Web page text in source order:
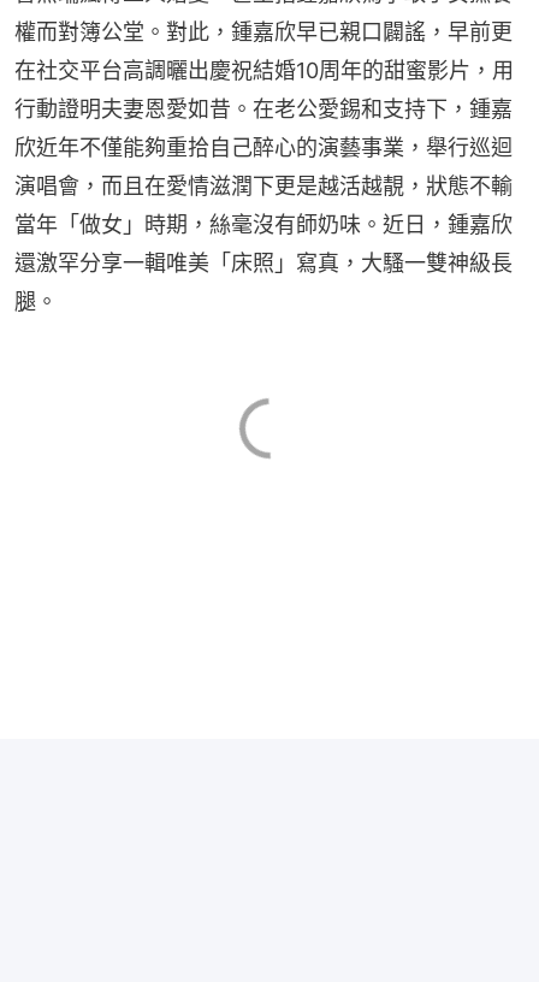
權而對簿公堂。對此，鍾嘉欣早已親口闢謠，早前更
在社交平台高調曬出慶祝結婚10周年的甜蜜影片，用
行動證明夫妻恩愛如昔。在老公愛錫和支持下，鍾嘉
欣近年不僅能夠重拾自己醉心的演藝事業，舉行巡迴
演唱會，而且在愛情滋潤下更是越活越靚，狀態不輸
當年「做女」時期，絲毫沒有師奶味。近日，鍾嘉欣
還激罕分享一輯唯美「床照」寫真，大騷一雙神級長
腿。